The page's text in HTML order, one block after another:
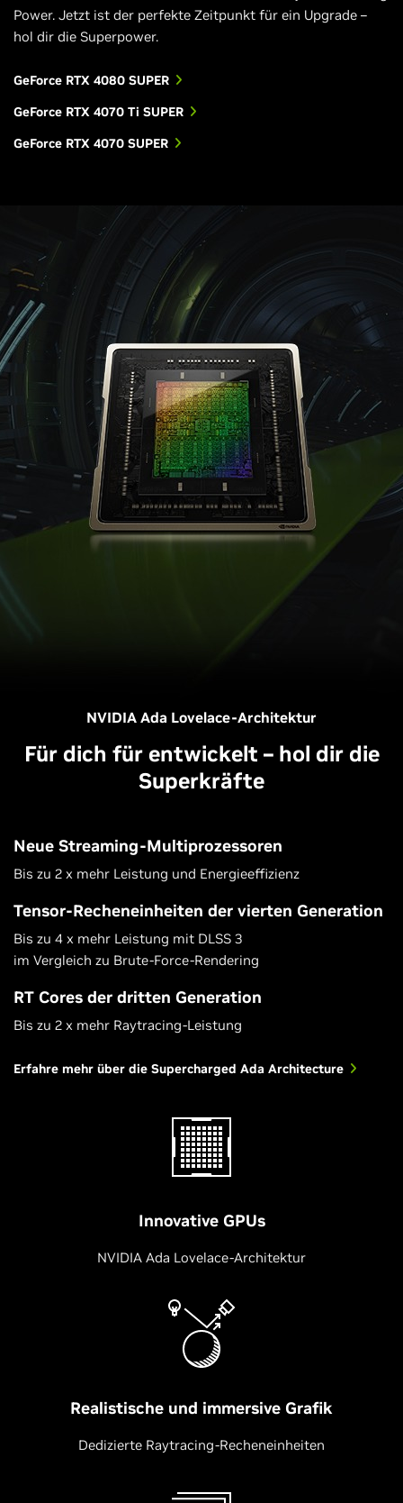
Power. Jetzt ist der perfekte Zeitpunkt für ein Upgrade –
hol dir die Superpower.
GeForce RTX 4080 SUPER
GeForce RTX 4070 Ti SUPER
GeForce RTX 4070 SUPER
NVIDIA Ada Lovelace-Architektur
Für dich für entwickelt – hol dir die
Superkräfte
Neue Streaming-Multiprozessoren
Bis zu 2 x mehr Leistung und Energieeffizienz
Tensor-Recheneinheiten der vierten Generation
Bis zu 4 x mehr Leistung mit DLSS 3
im Vergleich zu Brute-Force-Rendering
RT Cores der dritten Generation
Bis zu 2 x mehr Raytracing-Leistung
Erfahre mehr über die Supercharged Ada Architecture
Innovative GPUs
NVIDIA Ada Lovelace-Architektur
Realistische und immersive Grafik
Dedizierte Raytracing-Recheneinheiten